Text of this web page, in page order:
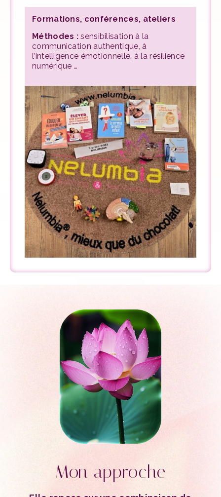
Formations, conférences, ateliers
Méthodes : sensibilisation à la
communication authentique, à
l’intelligence émotionnelle, à la résilience
numérique …
Mon approche